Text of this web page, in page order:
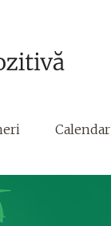
Calendar